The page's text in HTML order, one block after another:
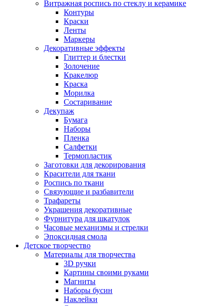
Витражная роспись по стеклу и керамике
Контуры
Краски
Ленты
Маркеры
Декоративные эффекты
Глиттер и блестки
Золочение
Кракелюр
Краска
Морилка
Состаривание
Декупаж
Бумага
Наборы
Пленка
Салфетки
Термопластик
Заготовки для декорирования
Красители для ткани
Роспись по ткани
Связующие и разбавители
Трафареты
Украшения декоративные
Фурнитура для шкатулок
Часовые механизмы и стрелки
Эпоксидная смола
Детское творчество
Материалы для творчества
3D ручки
Картины своими руками
Магниты
Наборы бусин
Наклейки